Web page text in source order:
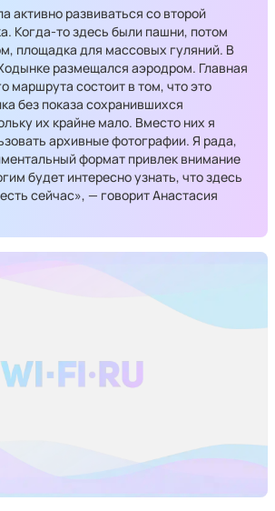
активно развиваться со второй
Когда-то здесь были пашни, потом
площадка для массовых гуляний. В
размещался аэродром. Главная
маршрута состоит в том, что это
без показа сохранившихся
их крайне мало. Вместо них я
архивные фотографии. Я рада,
формат привлек внимание
будет интересно узнать, что здесь
сейчас», — говорит Анастасия